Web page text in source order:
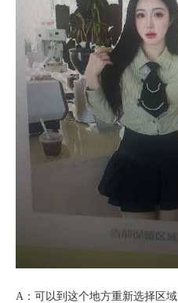
A：可以到这个地方重新选择区域